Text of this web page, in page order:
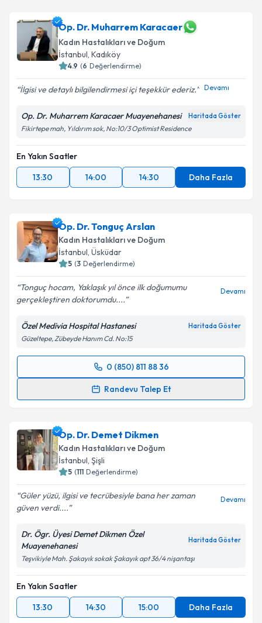
Op. Dr. Muharrem Karacaer
Kadın Hastalıkları ve Doğum
İstanbul, Kadıköy
4.9 (6 Değerlendirme)
İlgisi ve detaylı bilgilendirmesi içi teşekkür ederiz. Devamı
Op. Dr. Muharrem Karacaer Muayenehanesi Haritada Göster
Fikirtepe mah, Yıldırım sok, No:10/3 Optimist Residence
En Yakın Saatler
13:30
14:00 14:30 Daha Fazla
Op. Dr. Tonguç Arslan
Kadın Hastalıkları ve Doğum
İstanbul, Üsküdar
5 (3 Değerlendirme)
Tonguç hocam, Yaklaşık yıl önce ilk doğumumu
gerçekleştiren doktorumdu....
Devamı
Özel Medivia Hospital Hastanesi Haritada Göster
Güzeltepe, Zübeyde Hanım Cd. No:15
0 (850) 811 88 36
Randevu Talep Et
Randevu Takvimi Talebi
takvim hazırlandığında e-posta ile bilgilendireceğiz.
E-posta Adresiniz
Metni
'ni okudum ve kişisel verilerimin belirtilen
kapsamda işlenmesini kabul ediyorum.
Takvim Talebini Gönder
Op. Dr. Demet Dikmen
Kadın Hastalıkları ve Doğum
İstanbul, Şişli
5 (111 Değerlendirme)
Güler yüzü, ilgisi ve tecrübesiyle bana her zaman
güven verdi....
Devamı
Dr. Ögr. Üyesi Demet Dikmen Özel
Muayenehanesi
Haritada Göster
Teşvikiyle Mah. Şakayık sokak Şakayık apt 36/4 nişantaşı
En Yakın Saatler
13:30
14:30 15:00 Daha Fazla